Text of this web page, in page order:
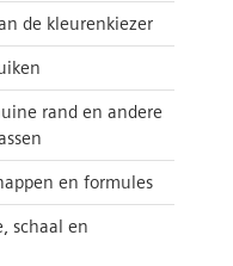
de kleurenkiezer
rand en andere
en formules
schaal en